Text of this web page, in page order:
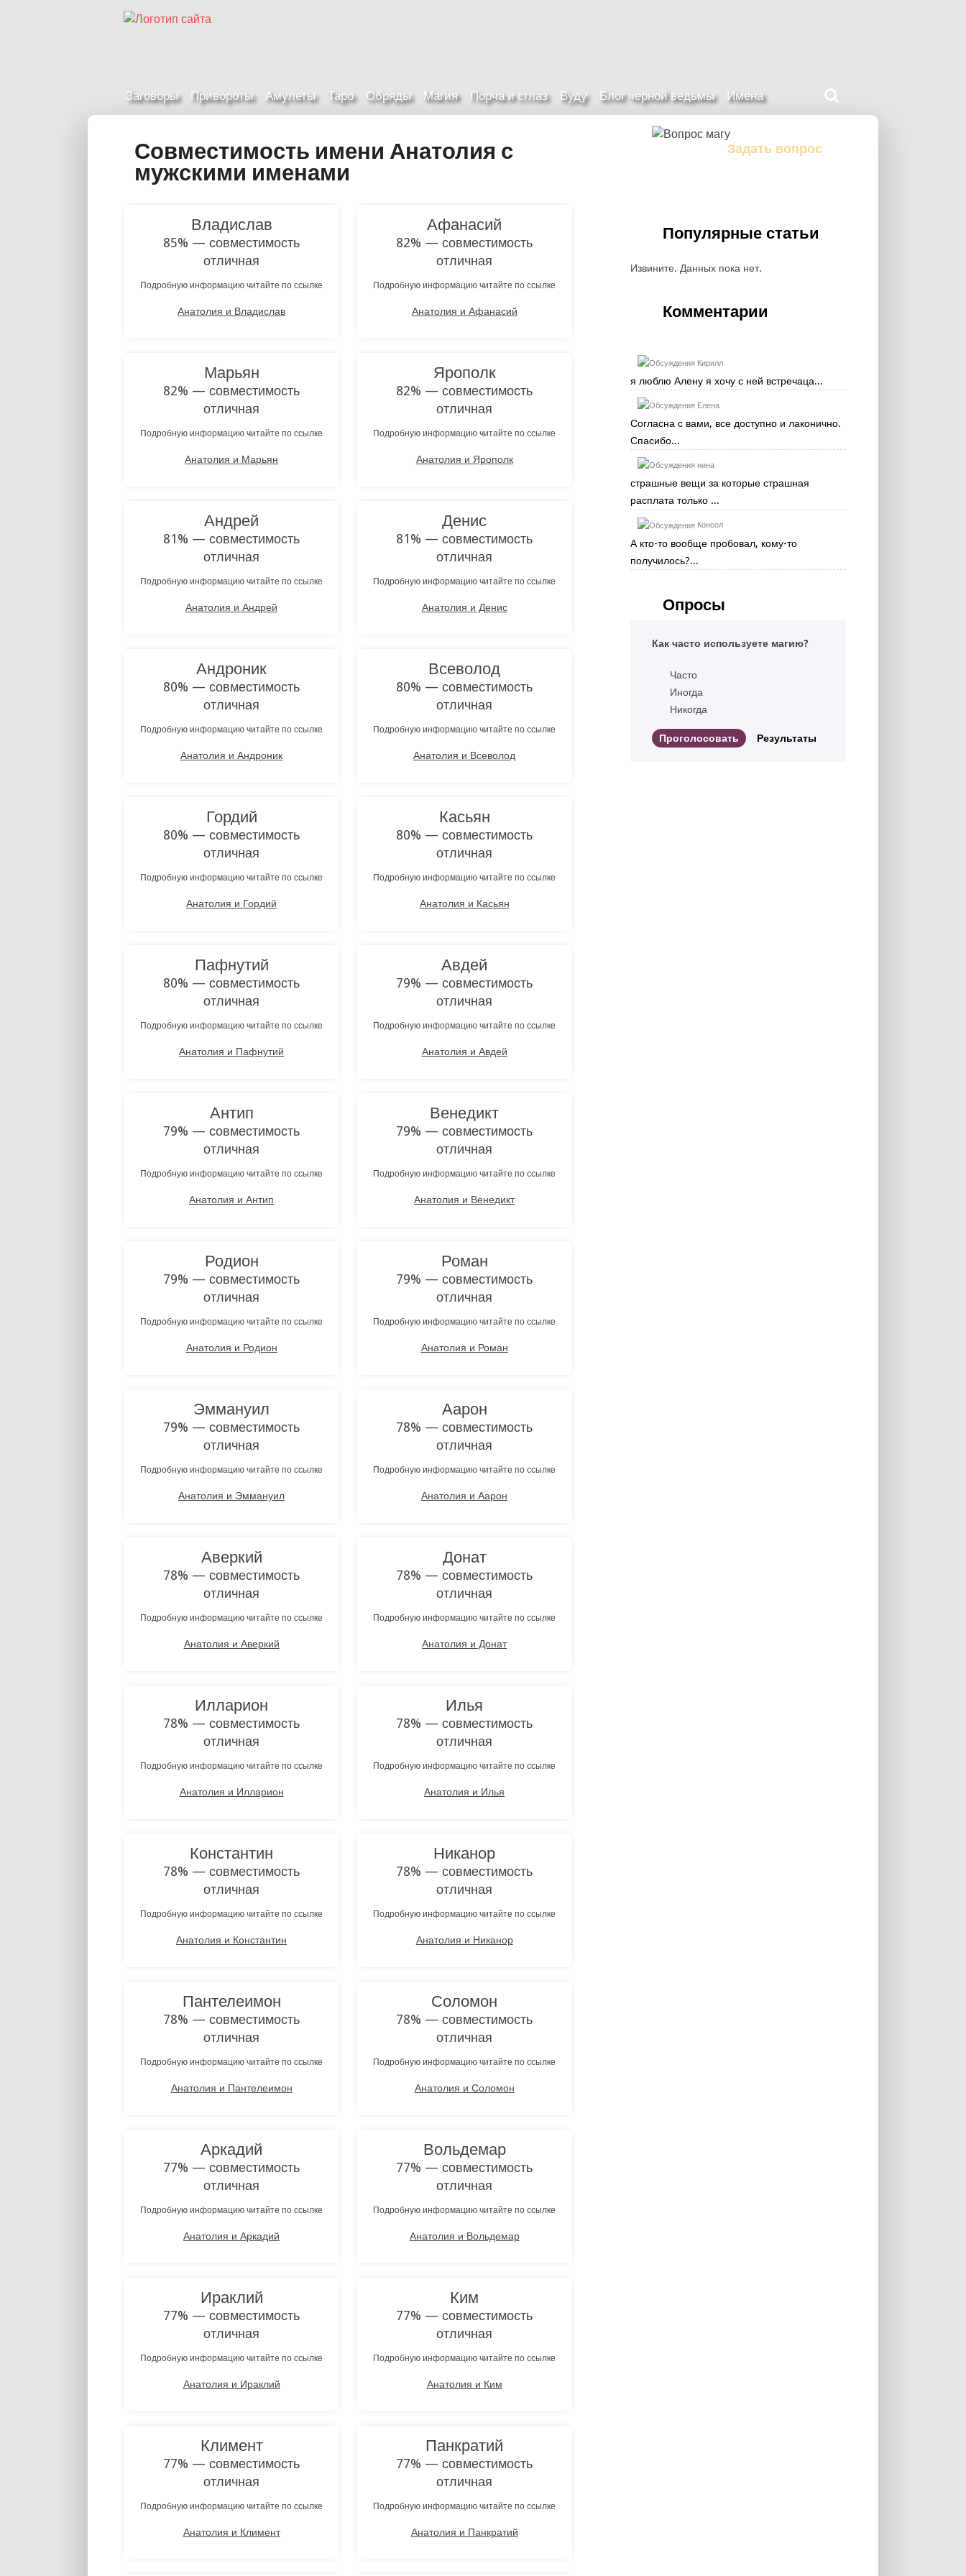
Заговоры Привороты Амулеты Таро Обряды Магия Порча и сглаз Вуду Блог черной ведьмы Имена
сайте
Совместимость имени Анатолия с
мужскими именами
Владислав
85% — совместимость
отличная
Подробную информацию читайте по ссылке
Анатолия и Владислав
Афанасий
82% — совместимость
отличная
Подробную информацию читайте по ссылке
Анатолия и Афанасий
Марьян
82% — совместимость
отличная
Подробную информацию читайте по ссылке
Анатолия и Марьян
Ярополк
82% — совместимость
отличная
Подробную информацию читайте по ссылке
Анатолия и Ярополк
Андрей
81% — совместимость
отличная
Подробную информацию читайте по ссылке
Анатолия и Андрей
Денис
81% — совместимость
отличная
Подробную информацию читайте по ссылке
Анатолия и Денис
Андроник
80% — совместимость
отличная
Подробную информацию читайте по ссылке
Анатолия и Андроник
Всеволод
80% — совместимость
отличная
Подробную информацию читайте по ссылке
Анатолия и Всеволод
Гордий
80% — совместимость
отличная
Подробную информацию читайте по ссылке
Анатолия и Гордий
Касьян
80% — совместимость
отличная
Подробную информацию читайте по ссылке
Анатолия и Касьян
Пафнутий
80% — совместимость
отличная
Подробную информацию читайте по ссылке
Анатолия и Пафнутий
Авдей
79% — совместимость
отличная
Подробную информацию читайте по ссылке
Анатолия и Авдей
Антип
79% — совместимость
отличная
Подробную информацию читайте по ссылке
Анатолия и Антип
Венедикт
79% — совместимость
отличная
Подробную информацию читайте по ссылке
Анатолия и Венедикт
Родион
79% — совместимость
отличная
Подробную информацию читайте по ссылке
Анатолия и Родион
Роман
79% — совместимость
отличная
Подробную информацию читайте по ссылке
Анатолия и Роман
Эммануил
79% — совместимость
отличная
Подробную информацию читайте по ссылке
Анатолия и Эммануил
Аарон
78% — совместимость
отличная
Подробную информацию читайте по ссылке
Анатолия и Аарон
Аверкий
78% — совместимость
отличная
Подробную информацию читайте по ссылке
Анатолия и Аверкий
Донат
78% — совместимость
отличная
Подробную информацию читайте по ссылке
Анатолия и Донат
Илларион
78% — совместимость
отличная
Подробную информацию читайте по ссылке
Анатолия и Илларион
Илья
78% — совместимость
отличная
Подробную информацию читайте по ссылке
Анатолия и Илья
Константин
78% — совместимость
отличная
Подробную информацию читайте по ссылке
Анатолия и Константин
Никанор
78% — совместимость
отличная
Подробную информацию читайте по ссылке
Анатолия и Никанор
Пантелеимон
78% — совместимость
отличная
Подробную информацию читайте по ссылке
Анатолия и Пантелеимон
Соломон
78% — совместимость
отличная
Подробную информацию читайте по ссылке
Анатолия и Соломон
Аркадий
77% — совместимость
отличная
Подробную информацию читайте по ссылке
Анатолия и Аркадий
Вольдемар
77% — совместимость
отличная
Подробную информацию читайте по ссылке
Анатолия и Вольдемар
Ираклий
77% — совместимость
отличная
Подробную информацию читайте по ссылке
Анатолия и Ираклий
Ким
77% — совместимость
отличная
Подробную информацию читайте по ссылке
Анатолия и Ким
Климент
77% — совместимость
отличная
Подробную информацию читайте по ссылке
Анатолия и Климент
Панкратий
77% — совместимость
отличная
Подробную информацию читайте по ссылке
Анатолия и Панкратий
Задать вопрос
Популярные статьи
Извините. Данных пока нет.
Комментарии
Кирилл
я люблю Алену я хочу с ней встречаца...
Елена
Согласна с вами, все доступно и лаконично.
Спасибо...
нина
страшные вещи за которые страшная
расплата только ...
Консол
А кто-то вообще пробовал, кому-то
получилось?...
Опросы
Как часто используете магию?
Часто
Иногда
Никогда
Результаты